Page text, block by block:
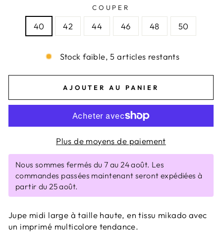
COUPER
40 42 44 46 48 50
Stock faible, 5 articles restants
AJOUTER AU PANIER
Plus de moyens de paiement
Nous sommes fermés du 7 au 24 août. Les
commandes passées maintenant seront expédiées à
partir du 25 août.
Jupe midi large à taille haute, en tissu mikado avec
un imprimé multicolore tendance.